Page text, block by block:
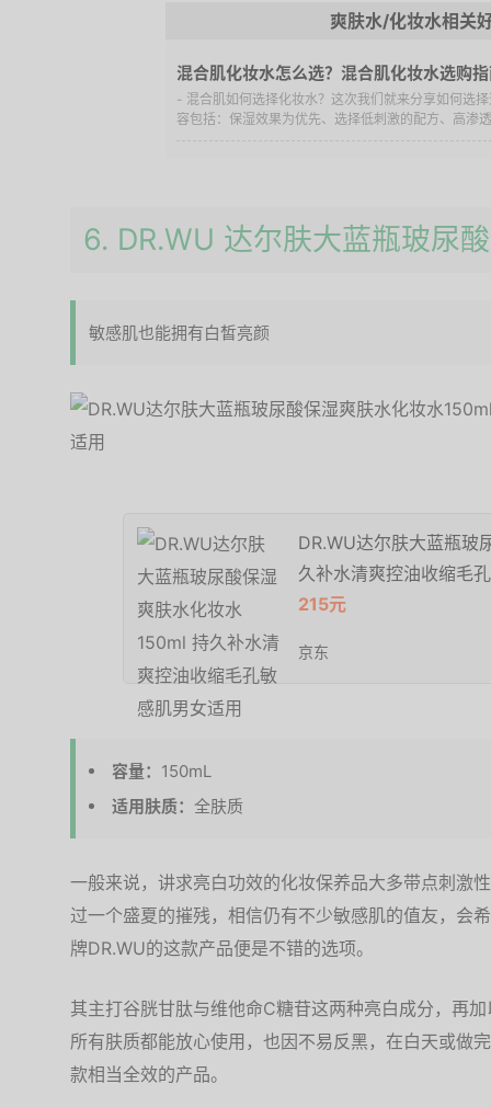
爽肤水/化妆水相关
混合肌化妆水怎么选？混合肌化妆水选购
- 混合肌如何选择化妆水？这次我们就来分享如何选
容包括：保湿效果为优先、选择低刺激的配方、高渗
6. DR.WU 达尔肤大蓝瓶玻尿
敏感肌也能拥有白皙亮颜
DR.WU达尔肤大蓝瓶玻
久补水清爽控油收缩毛
215元
京东
容量： 150mL
适用肤质： 全肤质
一般来说，讲求亮白功效的化妆保养品大多带点刺激
过一个盛夏的摧残，相信仍有不少敏感肌的值友，会
牌DR.WU的这款产品便是不错的选项。
其主打谷胱甘肽与维他命C糖苷这两种亮白成分，再
所有肤质都能放心使用，也因不易反黑，在白天或做
款相当全效的产品。